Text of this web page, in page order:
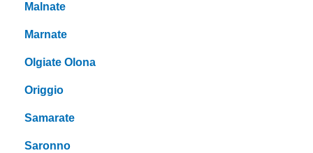
Malnate
Marnate
Olgiate Olona
Origgio
Samarate
Saronno